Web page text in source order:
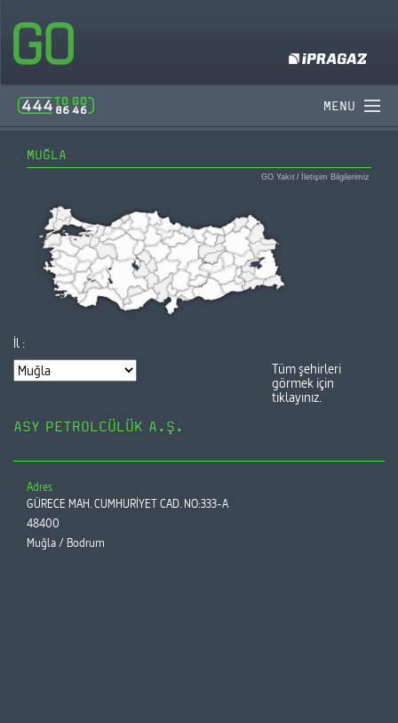
MENU
GO Yakıt / İletişim Bilgilerimiz
MUĞLA
İl :
Tüm şehirleri
görmek için
tıklayınız.
ASY PETROLCÜLÜK A.Ş.
Adres
GÜRECE MAH. CUMHURİYET CAD. NO:333-A
48400
Muğla / Bodrum